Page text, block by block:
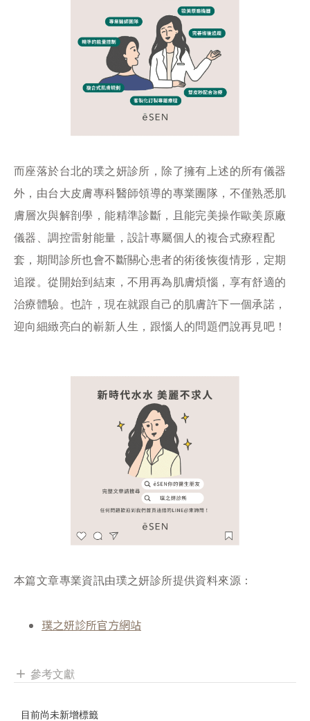
而座落於台北的璞之妍診所，除了擁有上述的所有儀器
外，由台大皮膚專科醫師領導的專業團隊，不僅熟悉肌
膚層次與解剖學，能精準診斷，且能完美操作歐美原廠
儀器、調控雷射能量，設計專屬個人的複合式療程配
套，期間診所也會不斷關心患者的術後恢復情形，定期
追蹤。從開始到結束，不用再為肌膚煩惱，享有舒適的
治療體驗。也許，現在就跟自己的肌膚許下一個承諾，
迎向細緻亮白的嶄新人生，跟惱人的問題們說再見吧！
本篇文章專業資訊由璞之妍診所提供資料來源：
璞之妍診所官方網站
add 參考文獻
目前尚未新增標籤